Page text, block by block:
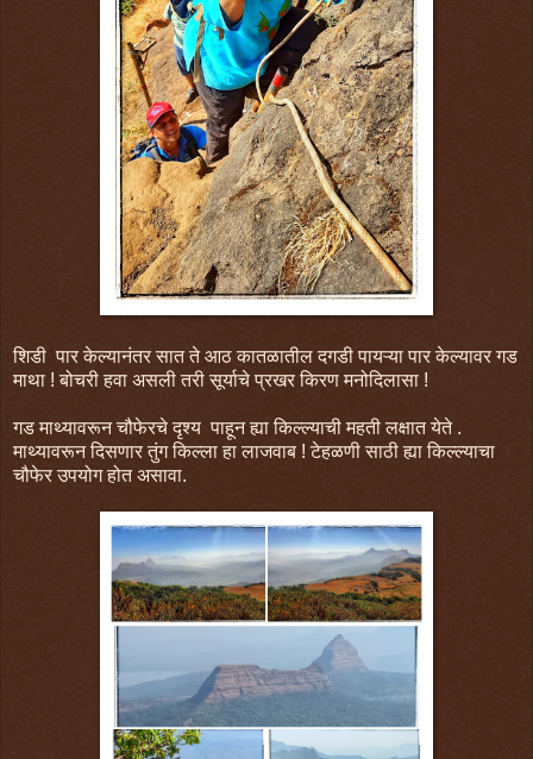
शिडी पार केल्यानंतर सात ते आठ कातळातील दगडी पायऱ्या पार केल्यावर गड
माथा ! बोचरी हवा असली तरी सूर्याचे प्रखर किरण मनोदिलासा !
गड माथ्यावरून चौफेरचे दृश्य पाहून ह्या किल्ल्याची महती लक्षात येते .
माथ्यावरून दिसणार तुंग किल्ला हा लाजवाब ! टेहळणी साठी ह्या किल्ल्याचा
चौफेर उपयोग होत असावा.